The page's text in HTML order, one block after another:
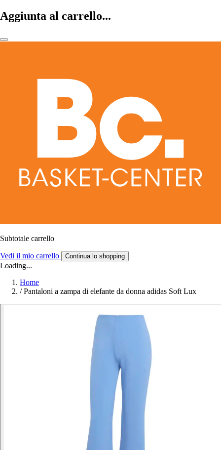
Aggiunta al carrello...
Subtotale carrello
Vedi il mio carrello Continua lo shopping
Loading...
Home
/ Pantaloni a zampa di elefante da donna adidas Soft Lux